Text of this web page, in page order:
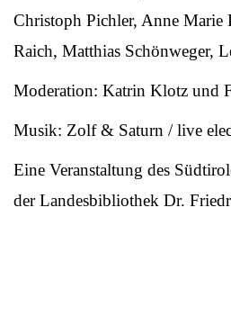
Christoph Pichler, Anne Marie
Raich, Matthias Schönweger,
Moderation: Katrin Klotz und
Musik: Zolf & Saturn / live
Eine Veranstaltung des
der Landesbibliothek Dr.